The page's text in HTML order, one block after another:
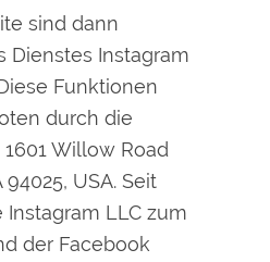
sind dann
Dienstes Instagram
Funktionen
durch die
Willow Road
USA. Seit
Instagram LLC zum
der Facebook